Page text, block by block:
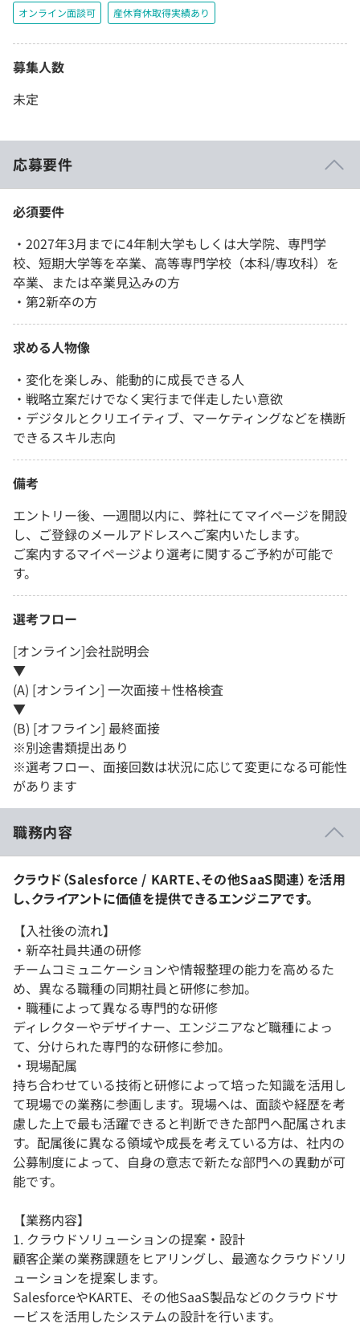
オンライン面談可 産休育休取得実績あり
募集人数
未定
応募要件
必須要件
・2027年3月までに4年制大学もしくは大学院、専門学
校、短期大学等を卒業、高等専門学校（本科/専攻科）を
卒業、または卒業見込みの方
・第2新卒の方
求める人物像
・変化を楽しみ、能動的に成長できる人
・戦略立案だけでなく実行まで伴走したい意欲
・デジタルとクリエイティブ、マーケティングなどを横断
できるスキル志向
備考
エントリー後、一週間以内に、弊社にてマイページを開設
し、ご登録のメールアドレスへご案内いたします。
ご案内するマイページより選考に関するご予約が可能で
す。
選考フロー
[オンライン]会社説明会
▼
(A) [オンライン] 一次面接＋性格検査
▼
(B) [オフライン] 最終面接
※別途書類提出あり
※選考フロー、面接回数は状況に応じて変更になる可能性
があります
職務内容
クラウド（Salesforce / KARTE、その他SaaS関連）を活用
し、クライアントに価値を提供できるエンジニアです。
【入社後の流れ】
・新卒社員共通の研修
チームコミュニケーションや情報整理の能力を高めるた
め、異なる職種の同期社員と研修に参加。
・職種によって異なる専門的な研修
ディレクターやデザイナー、エンジニアなど職種によっ
て、分けられた専門的な研修に参加。
・現場配属
持ち合わせている技術と研修によって培った知識を活用し
て現場での業務に参画します。現場へは、面談や経歴を考
慮した上で最も活躍できると判断できた部門へ配属されま
す。配属後に異なる領域や成長を考えている方は、社内の
公募制度によって、自身の意志で新たな部門への異動が可
能です。
【業務内容】
1. クラウドソリューションの提案・設計
顧客企業の業務課題をヒアリングし、最適なクラウドソリ
ューションを提案します。
SalesforceやKARTE、その他SaaS製品などのクラウドサ
ービスを活用したシステムの設計を行います。